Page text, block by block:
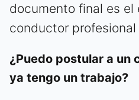
documento final es
conductor profesional
¿Puedo postular a un
ya tengo un trabajo?